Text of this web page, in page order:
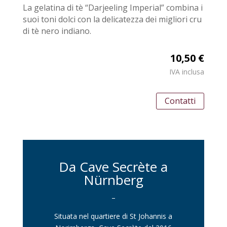
La gelatina di tè “Darjeeling Imperial” combina i
suoi toni dolci con la delicatezza dei migliori cru
di tè nero indiano.
10,50 €
IVA inclusa
Contatti
Da Cave Secrète a
Nürnberg
–
Situata nel quartiere di St Johannis a